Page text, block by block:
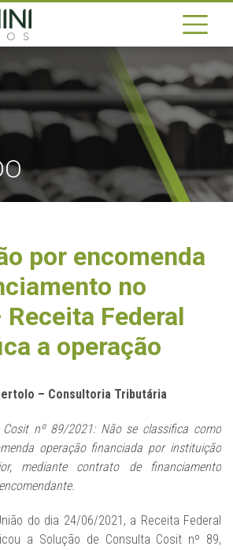
por encomenda
no
Federal
a operação
– Consultoria Tributária
nº 89/2021: Não se classifica como
operação financiada por instituição
mediante contrato de financiamento
do dia 24/06/2021, a Receita Federal
a Solução de Consulta Cosit nº 89,